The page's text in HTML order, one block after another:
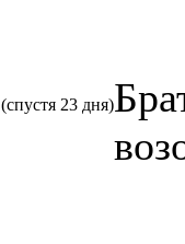
(спустя 23 дня)